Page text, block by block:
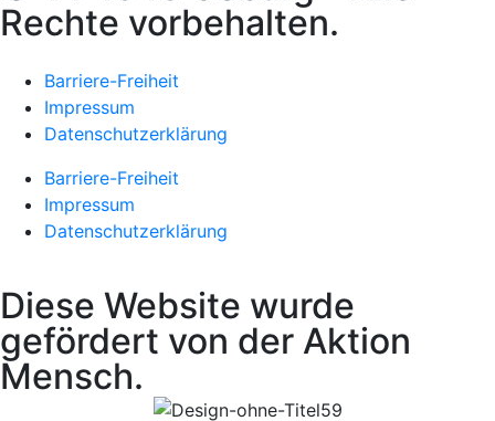
Rechte vorbehalten.
Barriere-Freiheit
Impressum
Datenschutzerklärung
Barriere-Freiheit
Impressum
Datenschutzerklärung
Diese Website wurde
gefördert von der Aktion
Mensch.